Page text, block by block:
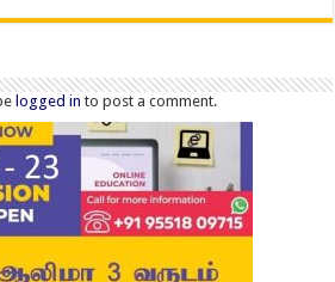
logged in to post a comment.